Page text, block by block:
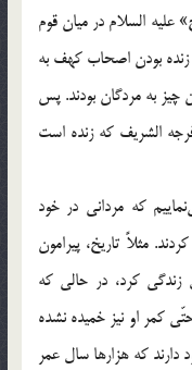
علیه السلام در میان قوم
چنین زنده بودن اصحاب کهف به
چیز به مردگان بودند. پس
الشریف که زنده است
که مردانی در خود
مثلاً تاریخ، پیرامون
کرد، در حالی که
کمر او نیز خمیده نشده
دارند که هزارها سال عمر